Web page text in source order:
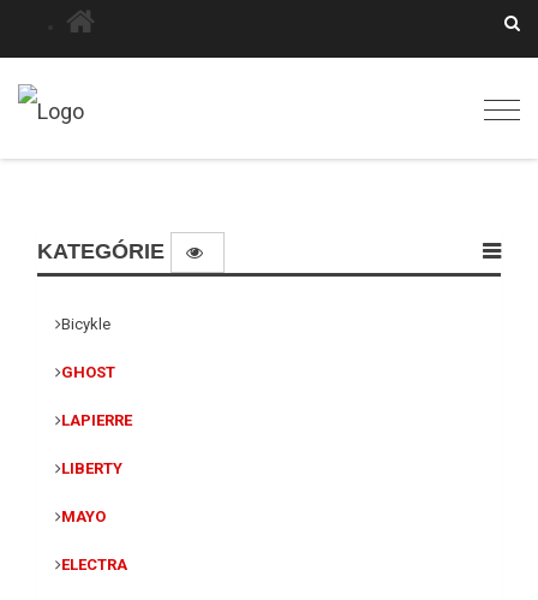
KATEGÓRIE
Bicykle
GHOST
LAPIERRE
LIBERTY
MAYO
ELECTRA